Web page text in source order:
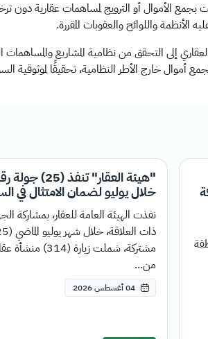
الأموال أو الترويج لمساهمات عقارية
الأنظمة واللوائح والعقوبات المقررة.
إلى التحقق من نظامية المشاريع
أموال خارج الأطر النظامية، تحقيقًا لموثوقية
منطقة
"هيئة العقار"
خلال يوليو لضمان الامتثال في
نفذت الهيئة العامة للعقار، بمشاركة
مشتركة، شملت زيارة
من...
04 أغسطس 2026